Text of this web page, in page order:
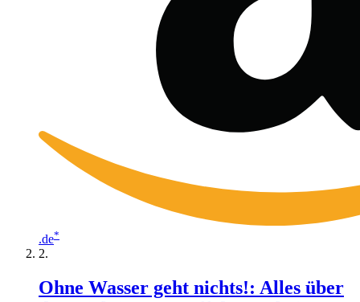
.de*
Ohne Wasser geht nichts!: Alles über